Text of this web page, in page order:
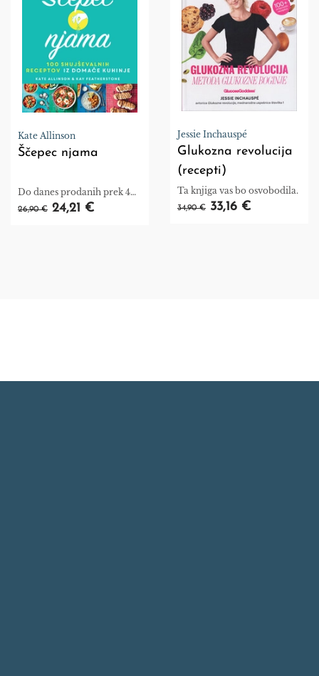
Kate Allinson
Ščepec njama
Do danes prodanih prek 4
milijone izvodov.
26,90 € 24,21 €
Jessie Inchauspé
Glukozna revolucija
(recepti)
Ta knjiga vas bo osvobodila.
34,90 € 33,16 €